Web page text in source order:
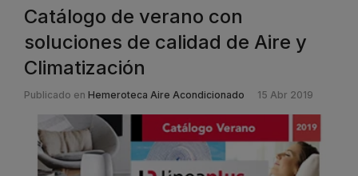
Catálogo de verano con
soluciones de calidad de Aire y
Climatización
Publicado en Hemeroteca Aire Acondicionado 15 Abr 2019